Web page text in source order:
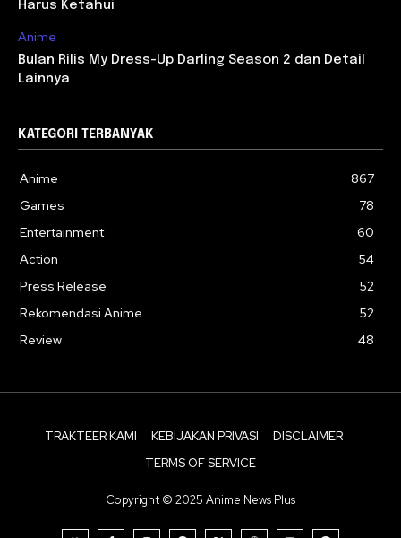
Harus Ketahui
Anime
Bulan Rilis My Dress-Up Darling Season 2 dan Detail
Lainnya
KATEGORI TERBANYAK
Anime
867
Games
78
Entertainment
60
Action
54
Press Release
52
Rekomendasi Anime
52
Review
48
TRAKTEER KAMI KEBIJAKAN PRIVASI
DISCLAIMER
TERMS OF SERVICE
Copyright © 2025 Anime News Plus